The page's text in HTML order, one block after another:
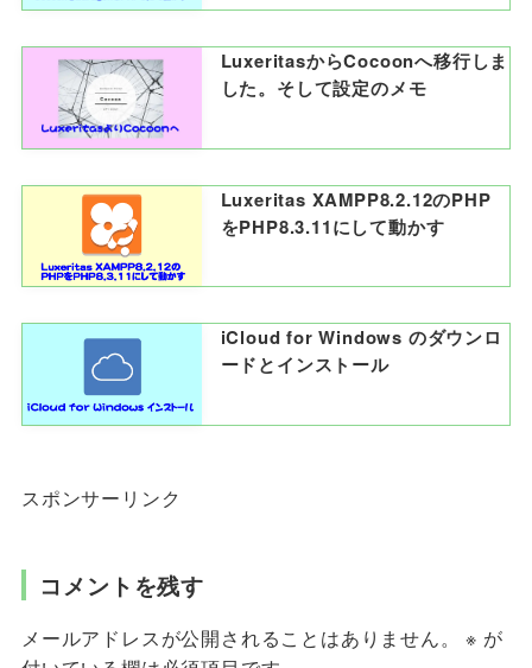
LuxeritasからCocoonへ移行しま
した。そして設定のメモ
Luxeritas XAMPP8.2.12のPHP
をPHP8.3.11にして動かす
iCloud for Windows のダウンロ
ードとインストール
スポンサーリンク